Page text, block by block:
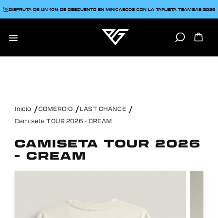

DISFRUTA DE UN 10% DE DESCUENTO EN MINICASCOS CON LA TARJETA TEAMGAS 2026
Inicio COMERCIO
LAST CHANCE
Camiseta TOUR 2026 - CREAM
CAMISETA TOUR 2026
- CREAM